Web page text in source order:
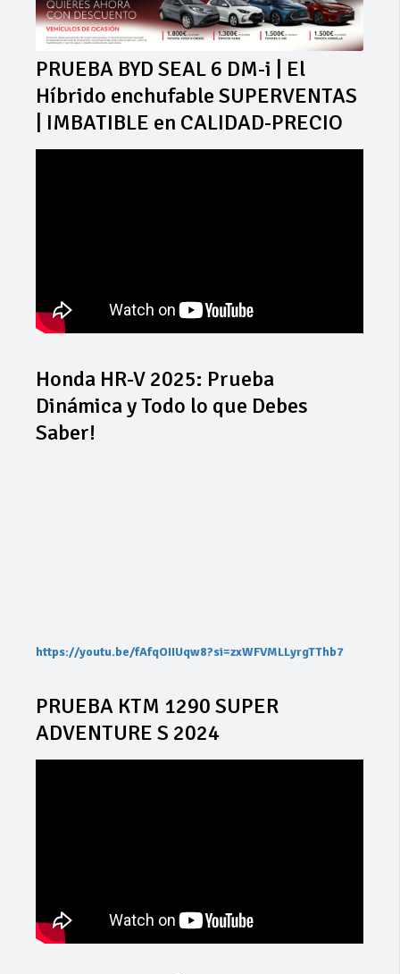
PRUEBA BYD SEAL 6 DM-i | El
Híbrido enchufable SUPERVENTAS
| IMBATIBLE en CALIDAD-PRECIO
Honda HR-V 2025: Prueba
Dinámica y Todo lo que Debes
Saber!
https://youtu.be/fAfqOIIUqw8?si=zxWFVMLLyrgTThb7
PRUEBA KTM 1290 SUPER
ADVENTURE S 2024